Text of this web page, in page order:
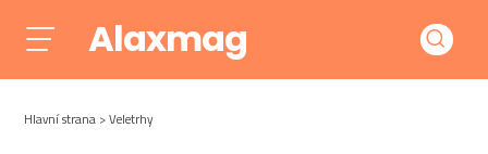
Alaxmag
Hlavní strana Veletrhy